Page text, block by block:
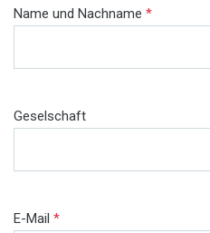
Name und Nachname *
Geselschaft
E-Mail *